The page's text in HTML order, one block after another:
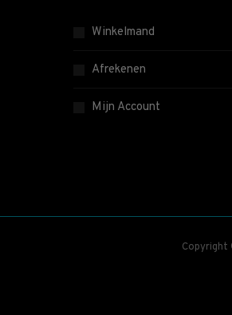
Winkelmand
Afrekenen
Mijn Account
Copyright